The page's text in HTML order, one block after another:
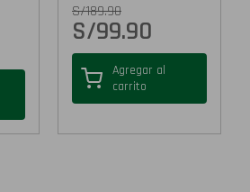
S/189.90
S/99.90
Agregar al
carrito